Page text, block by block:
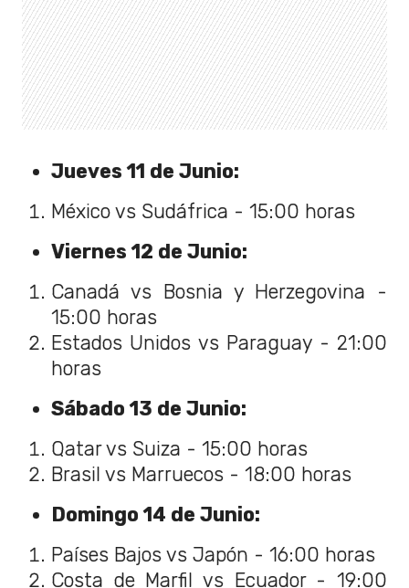
Jueves 11 de Junio:
México vs Sudáfrica - 15:00 horas
Viernes 12 de Junio:
Canadá vs Bosnia y Herzegovina -
15:00 horas
Estados Unidos vs Paraguay - 21:00
horas
Sábado 13 de Junio:
Qatar vs Suiza - 15:00 horas
Brasil vs Marruecos - 18:00 horas
Domingo 14 de Junio:
Países Bajos vs Japón - 16:00 horas
Costa de Marfil vs Ecuador - 19:00